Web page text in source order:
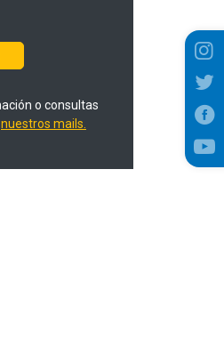
o consultas
nuestros mails.